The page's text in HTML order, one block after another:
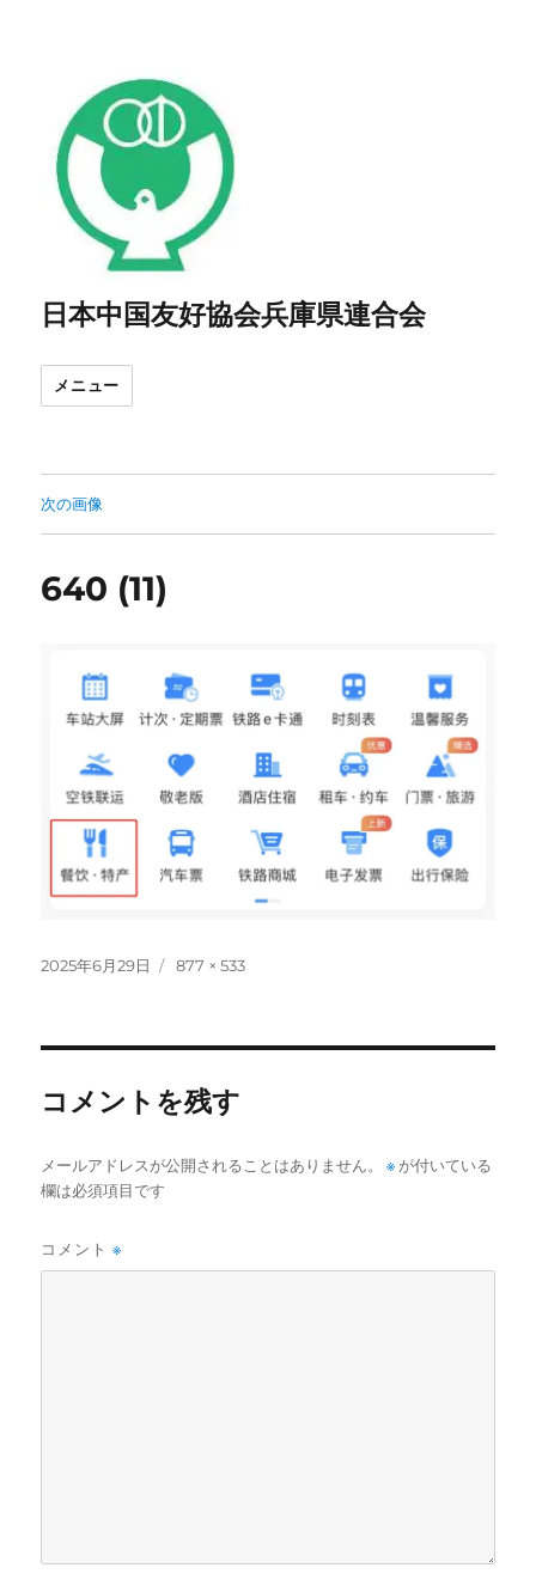
日本中国友好協会兵庫県連合会
メニュー
次の画像
640 (11)
投
2025年6月29日
フ
877 × 533
コメントを残す
メールアドレスが公開されることはありません。 ※ が付いている
欄は必須項目です
コメント※